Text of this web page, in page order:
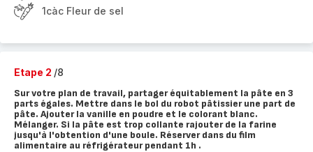
1càc Fleur de sel
Etape 2 /8
Sur votre plan de travail, partager équitablement la pâte en 3
parts égales. Mettre dans le bol du robot pâtissier une part de
pâte. Ajouter la vanille en poudre et le colorant blanc.
Mélanger. Si la pâte est trop collante rajouter de la farine
jusqu'à l'obtention d'une boule. Réserver dans du film
alimentaire au réfrigérateur pendant 1h .